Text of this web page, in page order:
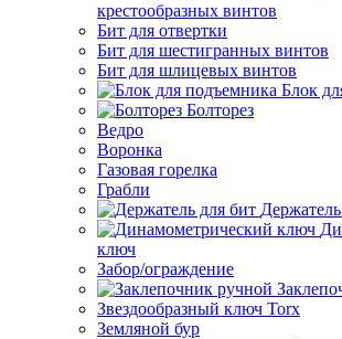
крестообразных винтов
Бит для отвертки
Бит для шестигранных винтов
Бит для шлицевых винтов
Блок
Болторез
Ведро
Воронка
Газовая горелка
Грабли
ключ
Забор/ограждение
Звездообразный ключ Torx
Земляной бур